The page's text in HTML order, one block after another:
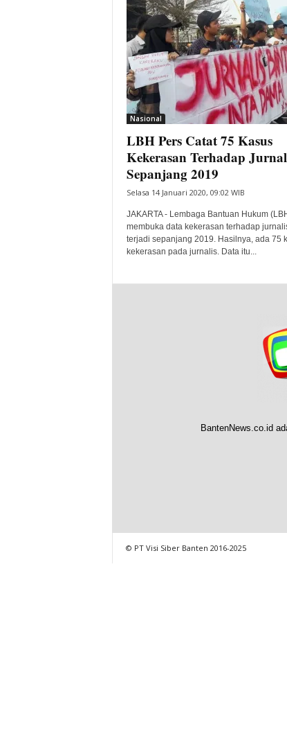
Nasional
LBH Pers Catat 75 Kasus
Kekerasan Terhadap
Sepanjang 2019
Selasa 14 Januari 2020, 09:02 WIB
JAKARTA - Lembaga Bantuan Hukum
membuka data kekerasan terhadap
terjadi sepanjang 2019. Hasilnya, ada 75
kekerasan pada jurnalis. Data itu...
BantenNews.co.id
© PT Visi Siber Banten 2016-2025